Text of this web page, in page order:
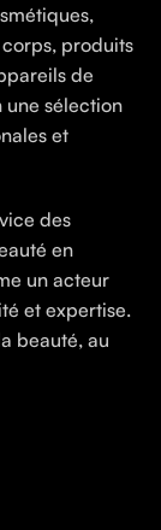
produits
de
une sélection
et
des
en
un acteur
et expertise.
beauté, au